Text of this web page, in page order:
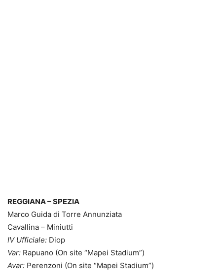
REGGIANA – SPEZIA
Marco Guida di Torre Annunziata
Cavallina – Miniutti
IV Ufficiale: Diop
Var: Rapuano (On site “Mapei Stadium”)
Avar: Perenzoni (On site “Mapei Stadium”)